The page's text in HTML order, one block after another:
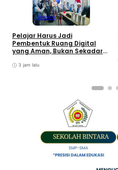
Sekolah
Pelajar Harus Jadi
Pembentuk Ruang Digital
yang Aman, Bukan Sekadar
3 jam lalu